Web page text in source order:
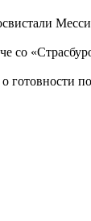
Месси
со
готовности